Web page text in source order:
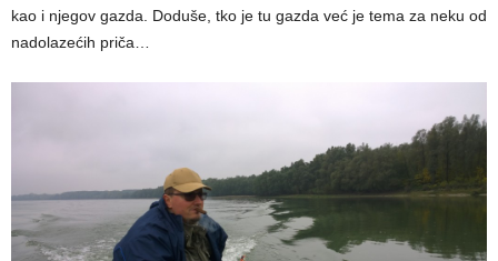
kao i njegov gazda. Doduše, tko je tu gazda već je tema za neku od
nadolazećih priča…